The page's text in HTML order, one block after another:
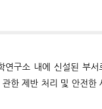
구소 내에 신설된 부
한 제반 처리 및 안전한